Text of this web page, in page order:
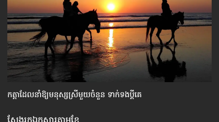
កត្តា​ដែលនាំឱ្យ​មនុស្សស្រី​មួយចំនួន ទាក់ទង​ប្តីគេ